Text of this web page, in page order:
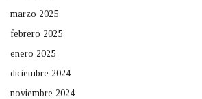
marzo 2025
febrero 2025
enero 2025
diciembre 2024
noviembre 2024